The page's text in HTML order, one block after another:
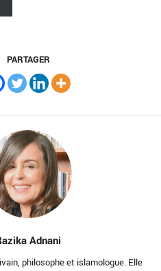
PARTAGER
Adnani
philosophe et islamologue. Elle